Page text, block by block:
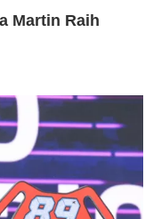
Martin Raih